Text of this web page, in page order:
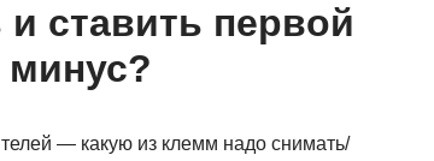
ставить первой
— какую из клемм надо снимать/